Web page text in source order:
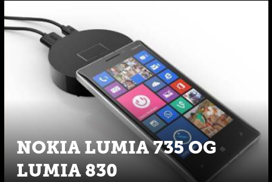
NOKIA LUMIA 735 OG
LUMIA 830